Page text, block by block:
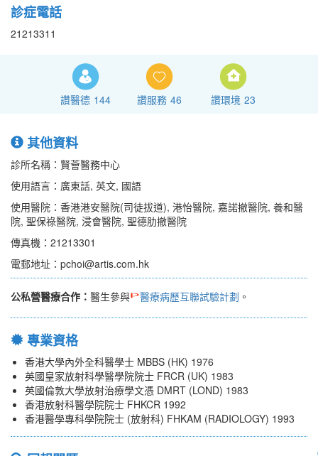
診症電話
21213311
讚醫德 144 讚服務 46 讚環境 23
其他資料
診所名稱：賢薈醫務中心
使用語言：廣東話, 英文, 國語
使用醫院：香港港安醫院(司徒拔道), 港怡醫院, 嘉諾撤醫院, 養和醫
院, 聖保祿醫院, 浸會醫院, 聖德肋撤醫院
傳真機：21213301
電郵地址：pchoi@artis.com.hk
公私營醫療合作： 醫生參與 醫療病歷互聯試驗計劃 。
專業資格
香港大學內外全科醫學士 MBBS (HK) 1976
英國皇家放射科學醫學院院士 FRCR (UK) 1983
英國倫敦大學放射治療學文憑 DMRT (LOND) 1983
香港放射科醫學院院士 FHKCR 1992
香港醫學專科學院院士 (放射科) FHKAM (RADIOLOGY) 1993